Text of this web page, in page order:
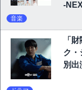
-
音楽
「
ク・
別出